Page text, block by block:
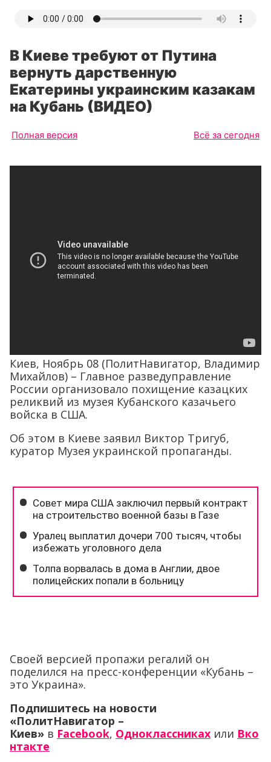
В Киеве требуют от Путина
вернуть дарственную
Екатерины украинским казакам
на Кубань (ВИДЕО)
Полная версия Всё за сегодня
Киев, Ноябрь 08 (ПолитНавигатор, Владимир
Михайлов) – Главное разведуправление
России организовало похищение казацких
реликвий из музея Кубанского казачьего
войска в США.
Об этом в Киеве заявил Виктор Тригуб,
куратор Музея украинской пропаганды.
Своей версией пропажи регалий он
поделился на пресс-конференции «Кубань –
это Украина».
Подпишитесь на новости
«ПолитНавигатор –
Киев» в Facebook, Одноклассниках или Вко
нтакте